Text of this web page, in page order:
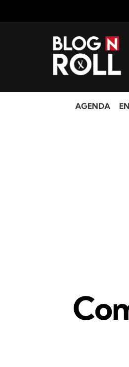
AGENDA